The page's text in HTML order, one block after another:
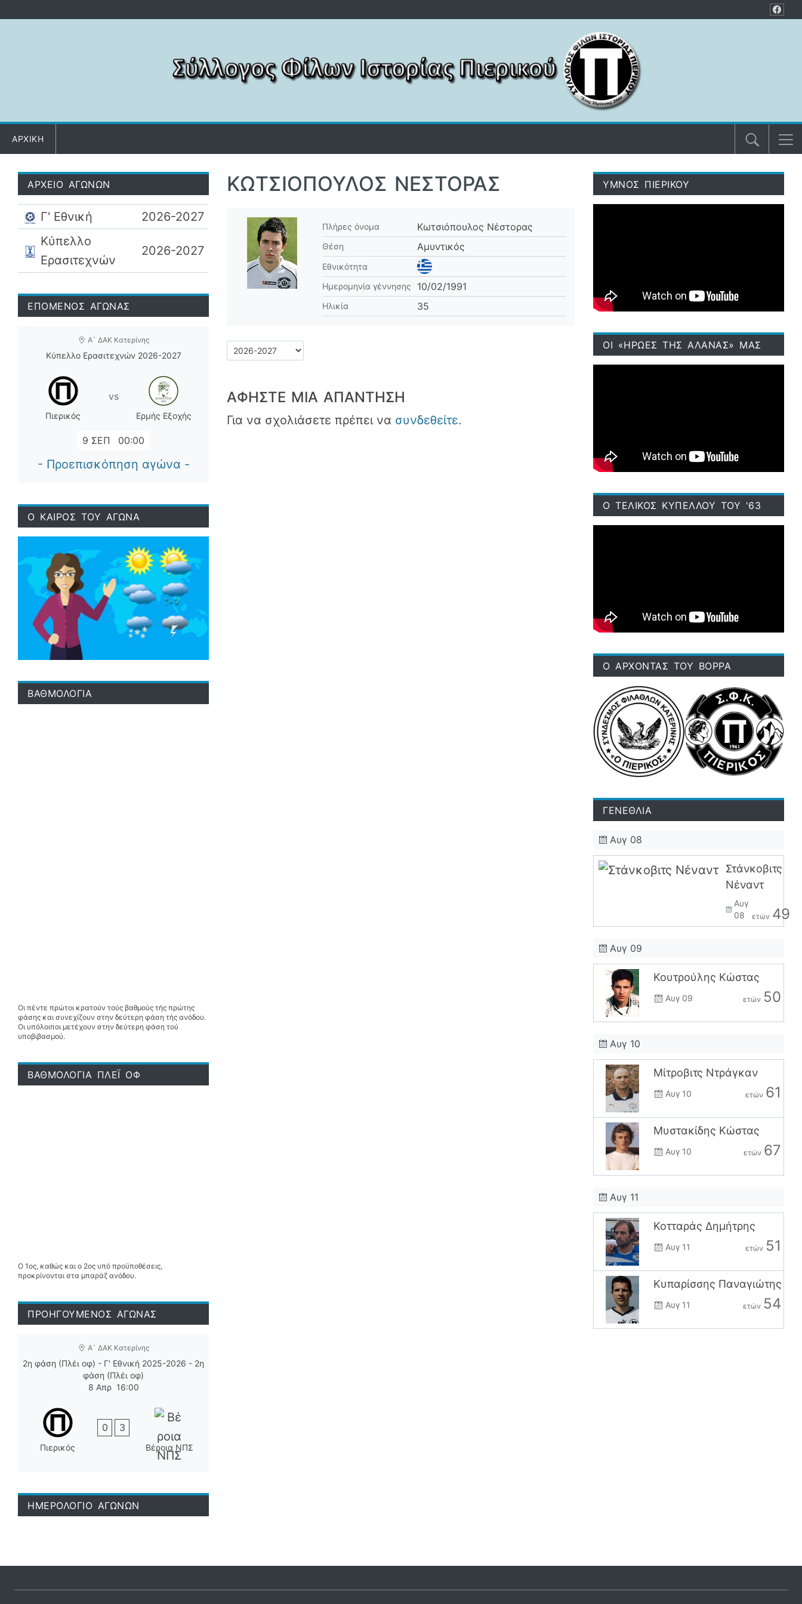
ΑΡΧΙΚΗ
ΚΩΤΣΙΌΠΟΥΛΟΣ ΝΈΣΤΟΡΑΣ
Πλήρες όνομα Κωτσιόπουλος Νέστορας
Θέση Αμυντικός
Εθνικότητα
Ημερομηνία γέννησης
10/02/1991
Ηλικία 35
ΑΦΉΣΤΕ ΜΙΑ ΑΠΆΝΤΗΣΗ
Για να σχολιάσετε πρέπει να συνδεθείτε.
ΑΡΧΕΙΟ ΑΓΩΝΩΝ
Γ' Εθνική
2026-2027
Κύπελλο
Ερασιτεχνών
2026-2027
ΕΠΟΜΕΝΟΣ ΑΓΩΝΑΣ
Α` ΔΑΚ Κατερίνης
Κύπελλο Ερασιτεχνών 2026-2027
Πιερικός
vs
Ερμής Εξοχής
9 ΣΕΠ 00:00
- Προεπισκόπηση αγώνα -
Ο ΚΑΙΡΟΣ ΤΟΥ ΑΓΩΝΑ
ΒΑΘΜΟΛΟΓΙΑ
Οι πέντε πρώτοι κρατούν τούς βαθμούς τής πρώτης
φάσης και συνεχίζουν στην δεύτερη φάση τής ανόδου.
Οι υπόλοιποι μετέχουν στην δεύτερη φάση τού
υποβιβασμού.
ΒΑΘΜΟΛΟΓΙΑ ΠΛΕΪ ΟΦ
Ο 1ος, καθώς και ο 2ος υπό προϋποθέσεις,
προκρίνονται στα μπαράζ ανόδου.
ΠΡΟΗΓΟΥΜΕΝΟΣ ΑΓΩΝΑΣ
Α` ΔΑΚ Κατερίνης
2η φάση (Πλέι οφ) - Γ' Εθνική 2025-2026 - 2η
φάση (Πλέι οφ)
8 Απρ 16:00
Πιερικός
0 3
Βέροια ΝΠΣ
ΗΜΕΡΟΛΟΓΙΟ ΑΓΩΝΩΝ
ΥΜΝΟΣ ΠΙΕΡΙΚΟΥ
ΟΙ «ΗΡΩΕΣ ΤΗΣ ΑΛΑΝΑΣ» ΜΑΣ
Ο ΤΕΛΙΚΟΣ ΚΥΠΕΛΛΟΥ ΤΟΥ '63
Ο ΑΡΧΟΝΤΑΣ ΤΟΥ ΒΟΡΡΑ
ΓΕΝΕΘΛΙΑ
Αυγ 08
Στάνκοβιτς
Νέναντ
Αυγ
08
ετών 49
Αυγ 09
Κουτρούλης Κώστας
Αυγ 09 ετών 50
Αυγ 10
Μίτροβιτς Ντράγκαν
Αυγ 10 ετών 61
Μυστακίδης Κώστας
Αυγ 10 ετών 67
Αυγ 11
Κοτταράς Δημήτρης
Αυγ 11 ετών 51
Κυπαρίσσης Παναγιώτης
Αυγ 11 ετών 54